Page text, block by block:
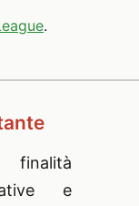
.
finalità
e